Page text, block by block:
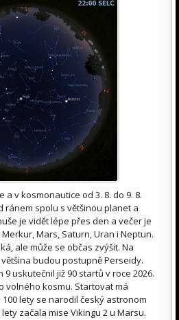
v kosmonautice od 3. 8. do 9. 8.
ránem spolu s většinou planet a
je vidět lépe přes den a večer je
Mars, Saturn, Uran i Neptun.
ale může se občas zvýšit. Na
budou postupně Perseidy.
uskutečnil již 90 startů v roce 2026.
volného kosmu. Startovat má
lety se narodil český astronom
začala mise Vikingu 2 u Marsu.